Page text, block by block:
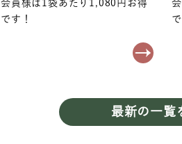
会員様は1袋あたり1,080円お得
です！
最新の一覧